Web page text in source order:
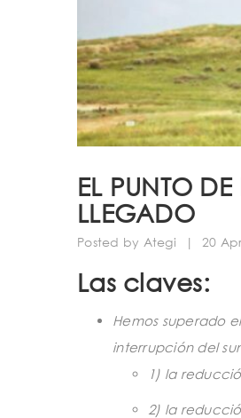
EL PUNTO
LLEGADO
Posted by Ategi | 20
Las claves:
Hemos superado
interrupción del
1) la
2) la